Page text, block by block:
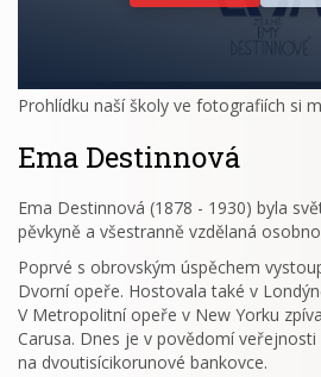
Prohlídku naší školy ve fotografiích si
Ema Destinnová
Ema Destinnová (1878 - 1930) byla
pěvkyně a všestranně vzdělaná
Poprvé s obrovským úspěchem
Dvorní opeře. Hostovala také v
V Metropolitní opeře v New Yorku
Carusa. Dnes je v povědomí
na dvoutisícikorunové bankovce.